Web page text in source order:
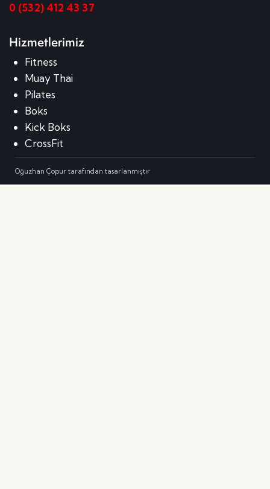
0 (532) 412 43 37
Hizmetlerimiz
Fitness
Muay Thai
Pilates
Boks
Kick Boks
CrossFit
Oğuzhan Çopur tarafından tasarlanmıştır